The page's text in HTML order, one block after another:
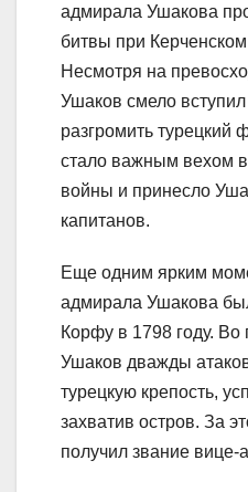
адмирала Ушакова
битвы при
Несмотря на
Ушаков смело
разгромить турецкий
стало важным вехом
войны и принесло
капитанов.
Еще одним ярким
адмирала Ушакова
Корфу в 1798 году. Во
Ушаков дважды
турецкую крепость,
захватив остров. За
получил звание вице-